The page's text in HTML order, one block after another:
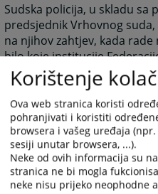
Sudska policija, u skladu sa
predsjednik Vrhovnog
na njihov zahtjev, kada
bilo koje institucije
bilo koje institucije ili osobe
dostojanstvo, prava i
etničkog progona ili
ako se pri tom ispitivanju
osobe, a pomaže i u
dokumenata, uključujući i
spisa, posebno u
dokumenata i spisa, ako
Korištenje
Ova web stranica koristi
pohranjivati i koristiti
browsera i vašeg uređaja
sesiji unutar browsera, ...).
Neke od ovih informacija su
stranica ne bi mogla
neke nisu prijeko neophodne